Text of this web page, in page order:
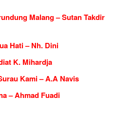
Malang – Sutan Takdir
Hati – Nh. Dini
K. Mihardja
Kami – A.A Navis
– Ahmad Fuadi